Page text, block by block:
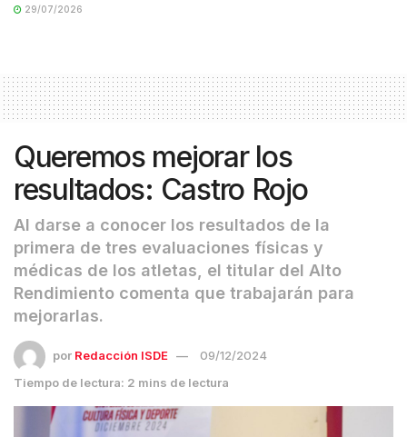
29/07/2026
Queremos mejorar los
resultados: Castro Rojo
Al darse a conocer los resultados de la
primera de tres evaluaciones físicas y
médicas de los atletas, el titular del Alto
Rendimiento comenta que trabajarán para
mejorarlas.
por Redacción ISDE
09/12/2024
Tiempo de lectura: 2 mins de lectura